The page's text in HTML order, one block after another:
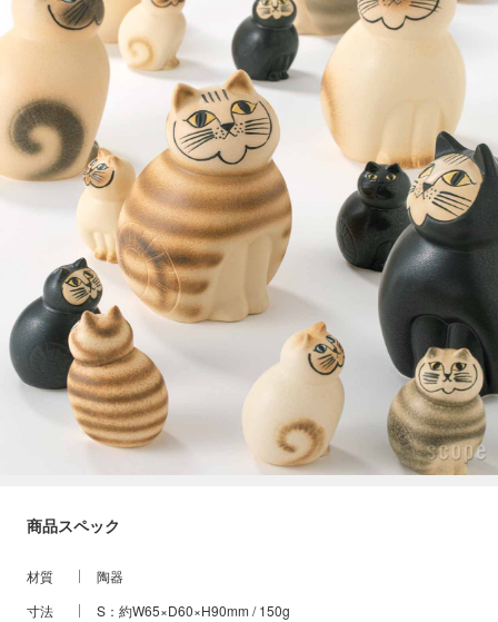
商品スペック
材質
陶器
寸法
S：約W65×D60×H90mm / 150g